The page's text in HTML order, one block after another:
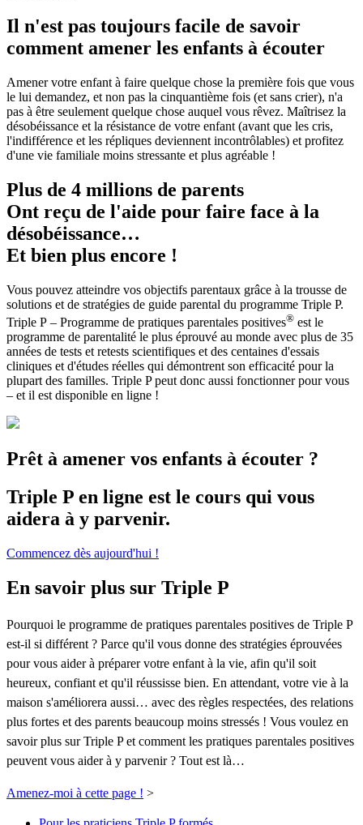
Il n'est pas toujours facile de savoir
comment amener les enfants à écouter
Amener votre enfant à faire quelque chose la première fois que vous
le lui demandez, et non pas la cinquantième fois (et sans crier), n'a
pas à être seulement quelque chose auquel vous rêvez. Maîtrisez la
désobéissance et la résistance de votre enfant (avant que les cris,
l'indifférence et les répliques deviennent incontrôlables) et profitez
d'une vie familiale moins stressante et plus agréable !
Plus de 4 millions de parents
Ont reçu de l'aide pour faire face à la
désobéissance…
Et bien plus encore !
Vous pouvez atteindre vos objectifs parentaux grâce à la trousse de
solutions et de stratégies de guide parental du programme Triple P.
Triple P – Programme de pratiques parentales positives® est le
programme de parentalité le plus éprouvé au monde avec plus de 35
années de tests et retests scientifiques et des centaines d'essais
cliniques et d'études réelles qui démontrent son efficacité pour la
plupart des familles. Triple P peut donc aussi fonctionner pour vous
– et il est disponible en ligne !
Prêt à amener vos enfants à écouter ?
Triple P en ligne est le cours qui vous
aidera à y parvenir.
Commencez dès aujourd'hui !
En savoir plus sur Triple P
Pourquoi le programme de pratiques parentales positives de Triple P
est-il si différent ? Parce qu'il vous donne des stratégies éprouvées
pour vous aider à préparer votre enfant à la vie, afin qu'il soit
heureux, confiant et qu'il réussisse bien. En attendant, votre vie à la
maison s'améliorera aussi… avec des règles respectées, des relations
plus fortes et des parents beaucoup moins stressés ! Vous voulez en
savoir plus sur Triple P et comment les pratiques parentales positives
peuvent vous aider à y parvenir ? Tout est là…
Amenez-moi à cette page ! >